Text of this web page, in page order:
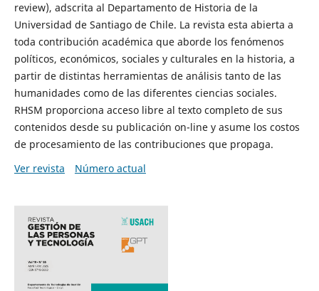
review), adscrita al Departamento de Historia de la
Universidad de Santiago de Chile. La revista esta abierta a
toda contribución académica que aborde los fenómenos
políticos, económicos, sociales y culturales en la historia, a
partir de distintas herramientas de análisis tanto de las
humanidades como de las diferentes ciencias sociales.
RHSM proporciona acceso libre al texto completo de sus
contenidos desde su publicación on-line y asume los costos
de procesamiento de las contribuciones que propaga.
Ver revista
Número actual